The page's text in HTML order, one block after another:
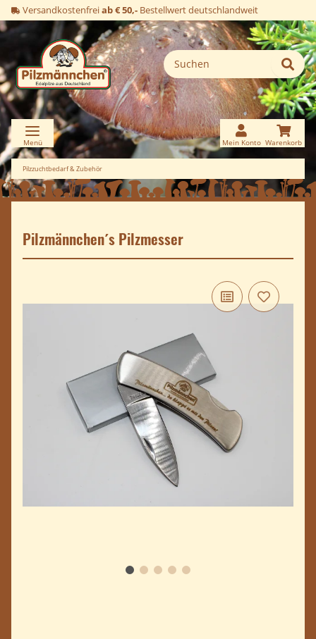
Versandkostenfreiab € 50,- Bestellwert deutschlandweit
Pilzzuchtbedarf & Zubehör
Pilzmännchen´s Pilzmesser